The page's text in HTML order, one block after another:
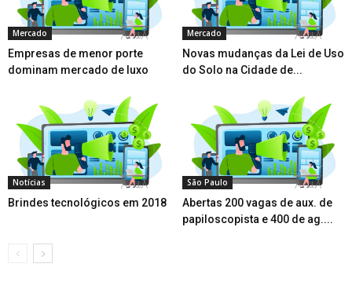
Mercado
Empresas de menor porte
dominam mercado de luxo
Mercado
Novas mudanças da Lei de Uso
do Solo na Cidade de...
Notícias
Brindes tecnológicos em 2018
São Paulo
Abertas 200 vagas de aux. de
papiloscopista e 400 de ag....